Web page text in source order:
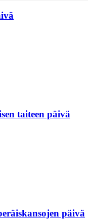
taiteen päivä
päivä